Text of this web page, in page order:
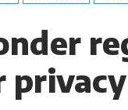
privacy